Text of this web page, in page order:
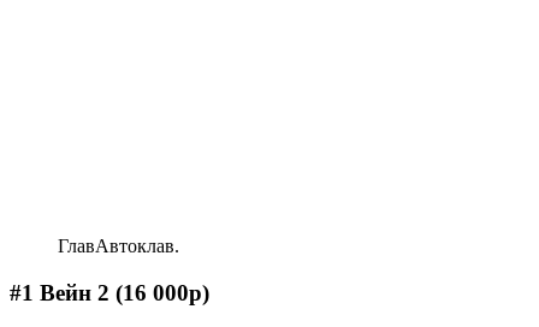
ГлавАвтоклав.
#1 Вейн 2 (16 000р)